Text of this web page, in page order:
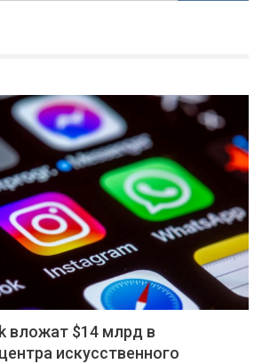
вложат $14 млрд в
искусственного